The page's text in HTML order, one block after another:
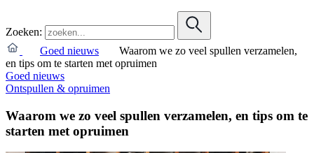
Zoeken:
Goed nieuws
Waarom we zo veel spullen verzamelen,
en tips om te starten met opruimen
Goed nieuws
Ontspullen & opruimen
Waarom we zo veel spullen verzamelen, en tips om te
starten met opruimen